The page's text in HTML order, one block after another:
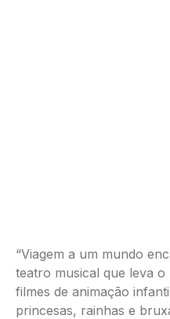
“Viagem a um mundo
teatro musical que leva
filmes de animação
princesas, rainhas e